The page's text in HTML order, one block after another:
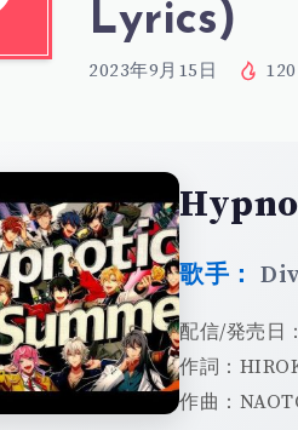
Lyrics)
2023年9月15日 120
歌手：
配信/発売日
作詞：
作曲：